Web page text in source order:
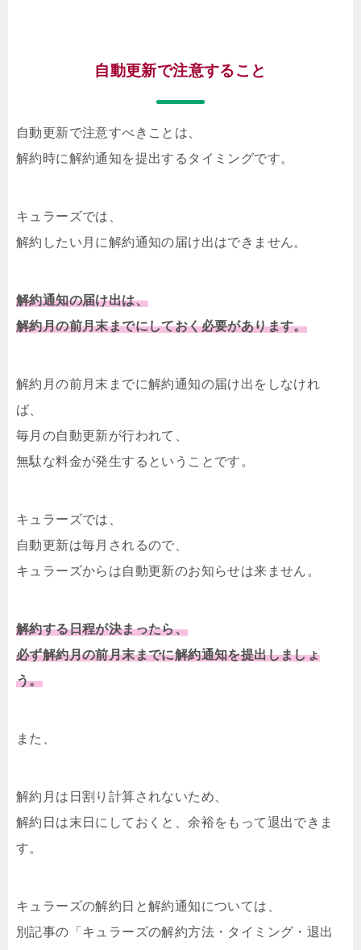
自動更新で注意すること
自動更新で注意すべきことは、
解約時に解約通知を提出するタイミングです。
キュラーズでは、
解約したい月に解約通知の届け出はできません。
解約通知の届け出は、
解約月の前月末までにしておく必要があります。
解約月の前月末までに解約通知の届け出をしなけれ
ば、
毎月の自動更新が行われて、
無駄な料金が発生するということです。
キュラーズでは、
自動更新は毎月されるので、
キュラーズからは自動更新のお知らせは来ません。
解約する日程が決まったら、
必ず解約月の前月末までに解約通知を提出しましょ
う。
また、
解約月は日割り計算されないため、
解約日は末日にしておくと、余裕をもって退出できま
す。
キュラーズの解約日と解約通知については、
別記事の「キュラーズの解約方法・タイミング・退出